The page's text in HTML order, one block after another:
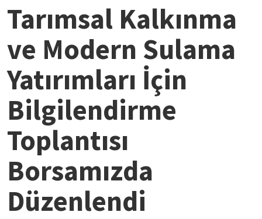
Tarımsal Kalkınma
ve Modern Sulama
Yatırımları İçin
Bilgilendirme
Toplantısı
Borsamızda
Düzenlendi